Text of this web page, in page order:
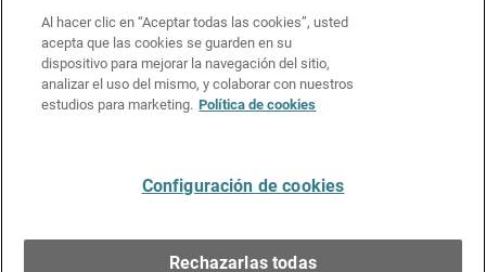
Política de cookies
Política de privacidad
Kit de medios y marca
Al hacer clic en “Aceptar todas las cookies”, usted
acepta que las cookies se guarden en su
dispositivo para mejorar la navegación del sitio,
analizar el uso del mismo, y colaborar con nuestros
estudios para marketing. Política de cookies
Configuración de cookies
Rechazarlas todas